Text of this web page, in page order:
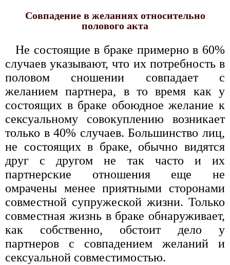
Совпадение в желаниях относительно
полового акта
Не состоящие в браке примерно в 60%
случаев указывают, что их потребность в
половом сношении совпадает с
желанием партнера, в то время как у
состоящих в браке обоюдное желание к
сексуальному совокуплению возникает
только в 40% случаев. Большинство лиц,
не состоящих в браке, обычно видятся
друг с другом не так часто и их
партнерские отношения еще не
омрачены менее приятными сторонами
совместной супружеской жизни. Только
совместная жизнь в браке обнаруживает,
как собственно, обстоит дело у
партнеров с совпадением желаний и
сексуальной совместимостью.